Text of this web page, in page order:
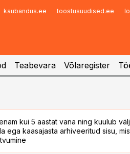
kaubandus.ee toostusuudised.ee
Teabevara Võlaregister
kui 5 aastat vana ning kuulub
ega kaasajasta arhiveeritud sisu,